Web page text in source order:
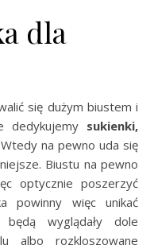
dla
się dużym biustem i
dedykujemy sukienki,
na pewno uda się
Biustu na pewno
optycznie poszerzyć
powinny więc unikać
będą wyglądały dole
albo rozkloszowane